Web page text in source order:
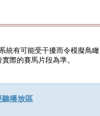
統有可能受干擾而令模擬鳥瞰
際的賽馬片段為準。
聽播放區